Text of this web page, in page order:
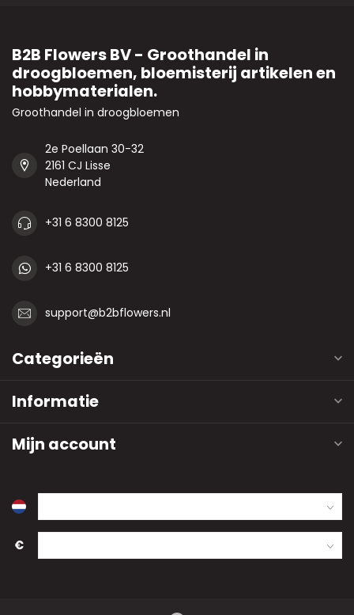
B2B Flowers BV - Groothandel in
droogbloemen, bloemisterij artikelen en
hobbymaterialen.
Groothandel in droogbloemen
2e Poellaan 30-32
2161 CJ Lisse
Nederland
+31 6 8300 8125
+31 6 8300 8125
support@b2bflowers.nl
Categorieën
Informatie
Mijn account
€